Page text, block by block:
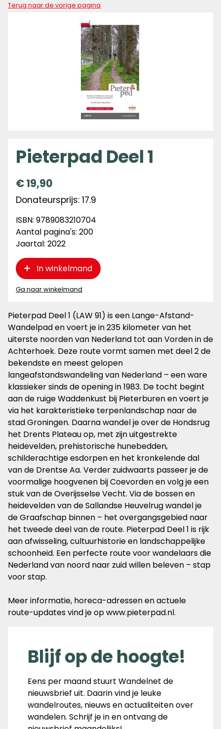
Terug naar de vorige pagina
Pieterpad Deel 1
€19,90
Donateursprijs: 17.9
ISBN: 9789083210704
Aantal pagina's: 200
Jaartal: 2022
In winkelmand
Ga naar winkelmand
Pieterpad Deel 1 (LAW 91) is een Lange-Afstand-
Wandelpad en voert je in 235 kilometer van het
uiterste noorden van Nederland tot aan Vorden in de
Achterhoek. Deze route vormt samen met deel 2 de
bekendste en meest gelopen
langeafstandswandeling van Nederland – een ware
klassieker sinds de opening in 1983. De tocht begint
aan de ruige Waddenkust bij Pieterburen en voert je
via het karakteristieke terpenlandschap naar de
stad Groningen. Daarna wandel je over de Hondsrug
het Drents Plateau op, met zijn uitgestrekte
heidevelden, prehistorische hunebedden,
schilderachtige esdorpen en het kronkelende dal
van de Drentse Aa. Verder zuidwaarts passeer je de
voormalige hoogvenen bij Coevorden en volg je een
stuk van de Overijsselse Vecht. Via de bossen en
heidevelden van de Sallandse Heuvelrug wandel je
de Graafschap binnen – het overgangsgebied naar
het tweede deel van de route. Pieterpad Deel 1 is rijk
aan afwisseling, cultuurhistorie en landschappelijke
schoonheid. Een perfecte route voor wandelaars die
Nederland van noord naar zuid willen beleven – stap
voor stap.
Meer informatie, horeca-adressen en actuele
route-updates vind je op www.pieterpad.nl.
Blijf op de hoogte!
Eens per maand stuurt Wandelnet de
nieuwsbrief uit. Daarin vind je leuke
wandelroutes, nieuws en actualiteiten over
wandelen. Schrijf je in en ontvang de